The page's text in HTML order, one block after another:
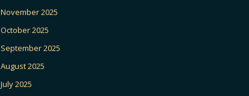
November 2025
October 2025
September 2025
August 2025
July 2025